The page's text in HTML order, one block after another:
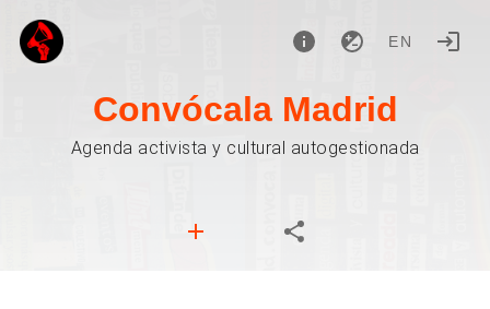
EN
Convócala Madrid
Agenda activista y cultural autogestionada